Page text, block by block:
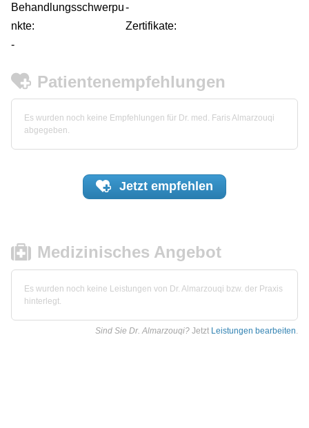
Behandlungsschwerpu
nkte:
-
Zertifikate:
-
Patientenempfehlungen
Es wurden noch keine Empfehlungen für Dr. med. Faris Almarzouqi
abgegeben.
Jetzt empfehlen
Medizinisches Angebot
Es wurden noch keine Leistungen von Dr. Almarzouqi bzw. der Praxis
hinterlegt.
Sind Sie Dr. Almarzouqi? Jetzt Leistungen bearbeiten.